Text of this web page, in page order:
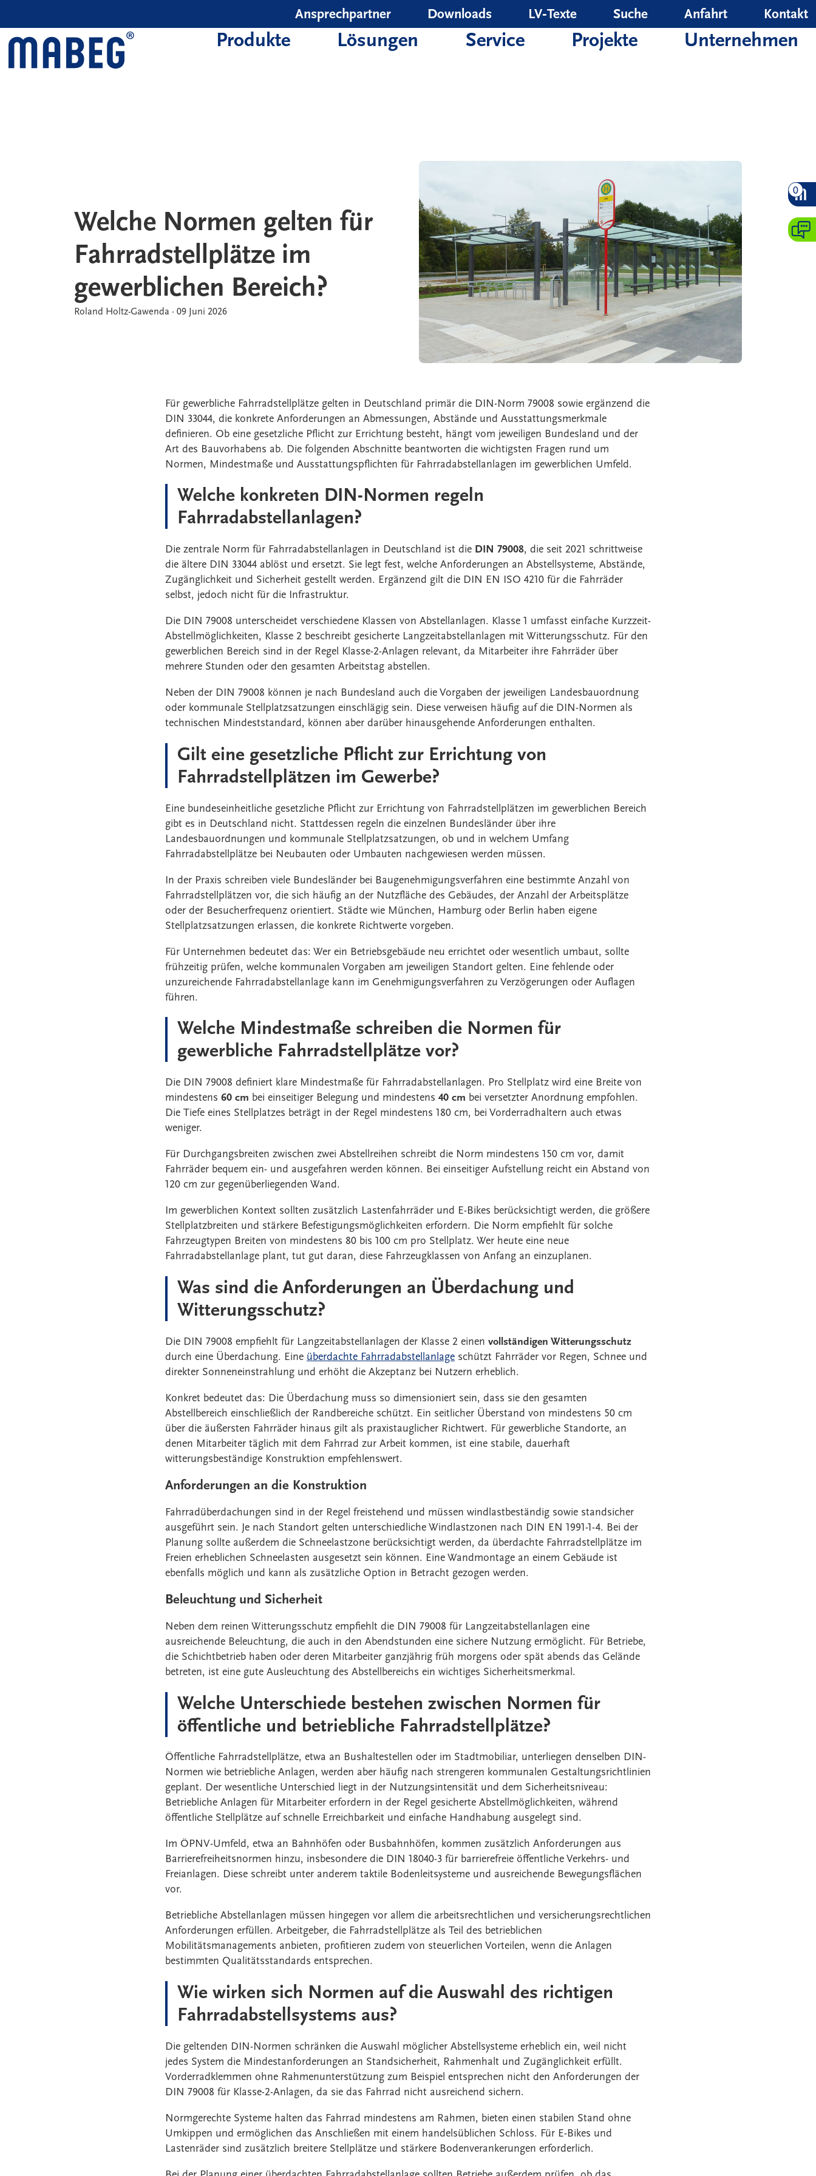
Ansprechpartner Downloads LV‑Texte Suche Anfahrt Kontakt
Produkte Lösungen Service Projekte Unternehmen
Welche Normen gelten für
Fahrradstellplätze im
gewerblichen Bereich?
Roland Holtz-Gawenda · 09 Juni 2026
Für gewerbliche Fahrradstellplätze gelten in Deutschland primär die DIN-Norm 79008 sowie ergänzend die
DIN 33044, die konkrete Anforderungen an Abmessungen, Abstände und Ausstattungsmerkmale
definieren. Ob eine gesetzliche Pflicht zur Errichtung besteht, hängt vom jeweiligen Bundesland und der
Art des Bauvorhabens ab. Die folgenden Abschnitte beantworten die wichtigsten Fragen rund um
Normen, Mindestmaße und Ausstattungspflichten für Fahrradabstellanlagen im gewerblichen Umfeld.
Welche konkreten DIN-Normen regeln
Fahrradabstellanlagen?
Die zentrale Norm für Fahrradabstellanlagen in Deutschland ist die DIN 79008, die seit 2021 schrittweise
die ältere DIN 33044 ablöst und ersetzt. Sie legt fest, welche Anforderungen an Abstellsysteme, Abstände,
Zugänglichkeit und Sicherheit gestellt werden. Ergänzend gilt die DIN EN ISO 4210 für die Fahrräder
selbst, jedoch nicht für die Infrastruktur.
Die DIN 79008 unterscheidet verschiedene Klassen von Abstellanlagen. Klasse 1 umfasst einfache Kurzzeit-
Abstellmöglichkeiten, Klasse 2 beschreibt gesicherte Langzeitabstellanlagen mit Witterungsschutz. Für den
gewerblichen Bereich sind in der Regel Klasse-2-Anlagen relevant, da Mitarbeiter ihre Fahrräder über
mehrere Stunden oder den gesamten Arbeitstag abstellen.
Neben der DIN 79008 können je nach Bundesland auch die Vorgaben der jeweiligen Landesbauordnung
oder kommunale Stellplatzsatzungen einschlägig sein. Diese verweisen häufig auf die DIN-Normen als
technischen Mindeststandard, können aber darüber hinausgehende Anforderungen enthalten.
Gilt eine gesetzliche Pflicht zur Errichtung von
Fahrradstellplätzen im Gewerbe?
Eine bundeseinheitliche gesetzliche Pflicht zur Errichtung von Fahrradstellplätzen im gewerblichen Bereich
gibt es in Deutschland nicht. Stattdessen regeln die einzelnen Bundesländer über ihre
Landesbauordnungen und kommunale Stellplatzsatzungen, ob und in welchem Umfang
Fahrradabstellplätze bei Neubauten oder Umbauten nachgewiesen werden müssen.
In der Praxis schreiben viele Bundesländer bei Baugenehmigungsverfahren eine bestimmte Anzahl von
Fahrradstellplätzen vor, die sich häufig an der Nutzfläche des Gebäudes, der Anzahl der Arbeitsplätze
oder der Besucherfrequenz orientiert. Städte wie München, Hamburg oder Berlin haben eigene
Stellplatzsatzungen erlassen, die konkrete Richtwerte vorgeben.
Für Unternehmen bedeutet das: Wer ein Betriebsgebäude neu errichtet oder wesentlich umbaut, sollte
frühzeitig prüfen, welche kommunalen Vorgaben am jeweiligen Standort gelten. Eine fehlende oder
unzureichende Fahrradabstellanlage kann im Genehmigungsverfahren zu Verzögerungen oder Auflagen
führen.
Welche Mindestmaße schreiben die Normen für
gewerbliche Fahrradstellplätze vor?
Die DIN 79008 definiert klare Mindestmaße für Fahrradabstellanlagen. Pro Stellplatz wird eine Breite von
mindestens 60 cm bei einseitiger Belegung und mindestens 40 cm bei versetzter Anordnung empfohlen.
Die Tiefe eines Stellplatzes beträgt in der Regel mindestens 180 cm, bei Vorderradhaltern auch etwas
weniger.
Für Durchgangsbreiten zwischen zwei Abstellreihen schreibt die Norm mindestens 150 cm vor, damit
Fahrräder bequem ein- und ausgefahren werden können. Bei einseitiger Aufstellung reicht ein Abstand von
120 cm zur gegenüberliegenden Wand.
Im gewerblichen Kontext sollten zusätzlich Lastenfahrräder und E-Bikes berücksichtigt werden, die größere
Stellplatzbreiten und stärkere Befestigungsmöglichkeiten erfordern. Die Norm empfiehlt für solche
Fahrzeugtypen Breiten von mindestens 80 bis 100 cm pro Stellplatz. Wer heute eine neue
Fahrradabstellanlage plant, tut gut daran, diese Fahrzeugklassen von Anfang an einzuplanen.
Was sind die Anforderungen an Überdachung und
Witterungsschutz?
Die DIN 79008 empfiehlt für Langzeitabstellanlagen der Klasse 2 einen vollständigen Witterungsschutz
durch eine Überdachung. Eine überdachte Fahrradabstellanlage schützt Fahrräder vor Regen, Schnee und
direkter Sonneneinstrahlung und erhöht die Akzeptanz bei Nutzern erheblich.
Konkret bedeutet das: Die Überdachung muss so dimensioniert sein, dass sie den gesamten
Abstellbereich einschließlich der Randbereiche schützt. Ein seitlicher Überstand von mindestens 50 cm
über die äußersten Fahrräder hinaus gilt als praxistauglicher Richtwert. Für gewerbliche Standorte, an
denen Mitarbeiter täglich mit dem Fahrrad zur Arbeit kommen, ist eine stabile, dauerhaft
witterungsbeständige Konstruktion empfehlenswert.
Anforderungen an die Konstruktion
Fahrradüberdachungen sind in der Regel freistehend und müssen windlastbeständig sowie standsicher
ausgeführt sein. Je nach Standort gelten unterschiedliche Windlastzonen nach DIN EN 1991-1-4. Bei der
Planung sollte außerdem die Schneelastzone berücksichtigt werden, da überdachte Fahrradstellplätze im
Freien erheblichen Schneelasten ausgesetzt sein können. Eine Wandmontage an einem Gebäude ist
ebenfalls möglich und kann als zusätzliche Option in Betracht gezogen werden.
Beleuchtung und Sicherheit
Neben dem reinen Witterungsschutz empfiehlt die DIN 79008 für Langzeitabstellanlagen eine
ausreichende Beleuchtung, die auch in den Abendstunden eine sichere Nutzung ermöglicht. Für Betriebe,
die Schichtbetrieb haben oder deren Mitarbeiter ganzjährig früh morgens oder spät abends das Gelände
betreten, ist eine gute Ausleuchtung des Abstellbereichs ein wichtiges Sicherheitsmerkmal.
Welche Unterschiede bestehen zwischen Normen für
öffentliche und betriebliche Fahrradstellplätze?
Öffentliche Fahrradstellplätze, etwa an Bushaltestellen oder im Stadtmobiliar, unterliegen denselben DIN-
Normen wie betriebliche Anlagen, werden aber häufig nach strengeren kommunalen Gestaltungsrichtlinien
geplant. Der wesentliche Unterschied liegt in der Nutzungsintensität und dem Sicherheitsniveau:
Betriebliche Anlagen für Mitarbeiter erfordern in der Regel gesicherte Abstellmöglichkeiten, während
öffentliche Stellplätze auf schnelle Erreichbarkeit und einfache Handhabung ausgelegt sind.
Im ÖPNV-Umfeld, etwa an Bahnhöfen oder Busbahnhöfen, kommen zusätzlich Anforderungen aus
Barrierefreiheitsnormen hinzu, insbesondere die DIN 18040-3 für barrierefreie öffentliche Verkehrs- und
Freianlagen. Diese schreibt unter anderem taktile Bodenleitsysteme und ausreichende Bewegungsflächen
vor.
Betriebliche Abstellanlagen müssen hingegen vor allem die arbeitsrechtlichen und versicherungsrechtlichen
Anforderungen erfüllen. Arbeitgeber, die Fahrradstellplätze als Teil des betrieblichen
Mobilitätsmanagements anbieten, profitieren zudem von steuerlichen Vorteilen, wenn die Anlagen
bestimmten Qualitätsstandards entsprechen.
Wie wirken sich Normen auf die Auswahl des richtigen
Fahrradabstellsystems aus?
Die geltenden DIN-Normen schränken die Auswahl möglicher Abstellsysteme erheblich ein, weil nicht
jedes System die Mindestanforderungen an Standsicherheit, Rahmenhalt und Zugänglichkeit erfüllt.
Vorderradklemmen ohne Rahmenunterstützung zum Beispiel entsprechen nicht den Anforderungen der
DIN 79008 für Klasse-2-Anlagen, da sie das Fahrrad nicht ausreichend sichern.
Normgerechte Systeme halten das Fahrrad mindestens am Rahmen, bieten einen stabilen Stand ohne
Umkippen und ermöglichen das Anschließen mit einem handelsüblichen Schloss. Für E-Bikes und
Lastenräder sind zusätzlich breitere Stellplätze und stärkere Bodenverankerungen erforderlich.
0